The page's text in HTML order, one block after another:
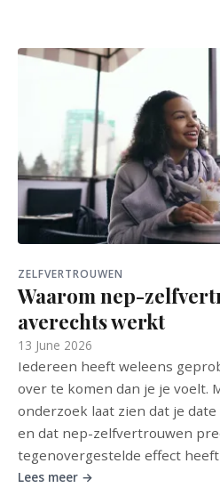
ZELFVERTROUWEN
Waarom nep-
averechts werkt
13 June 2026
Iedereen heeft weleens
over te komen dan je je voelt.
onderzoek laat zien dat je
en dat nep-zelfvertrouwen
tegenovergestelde effect
Lees meer →